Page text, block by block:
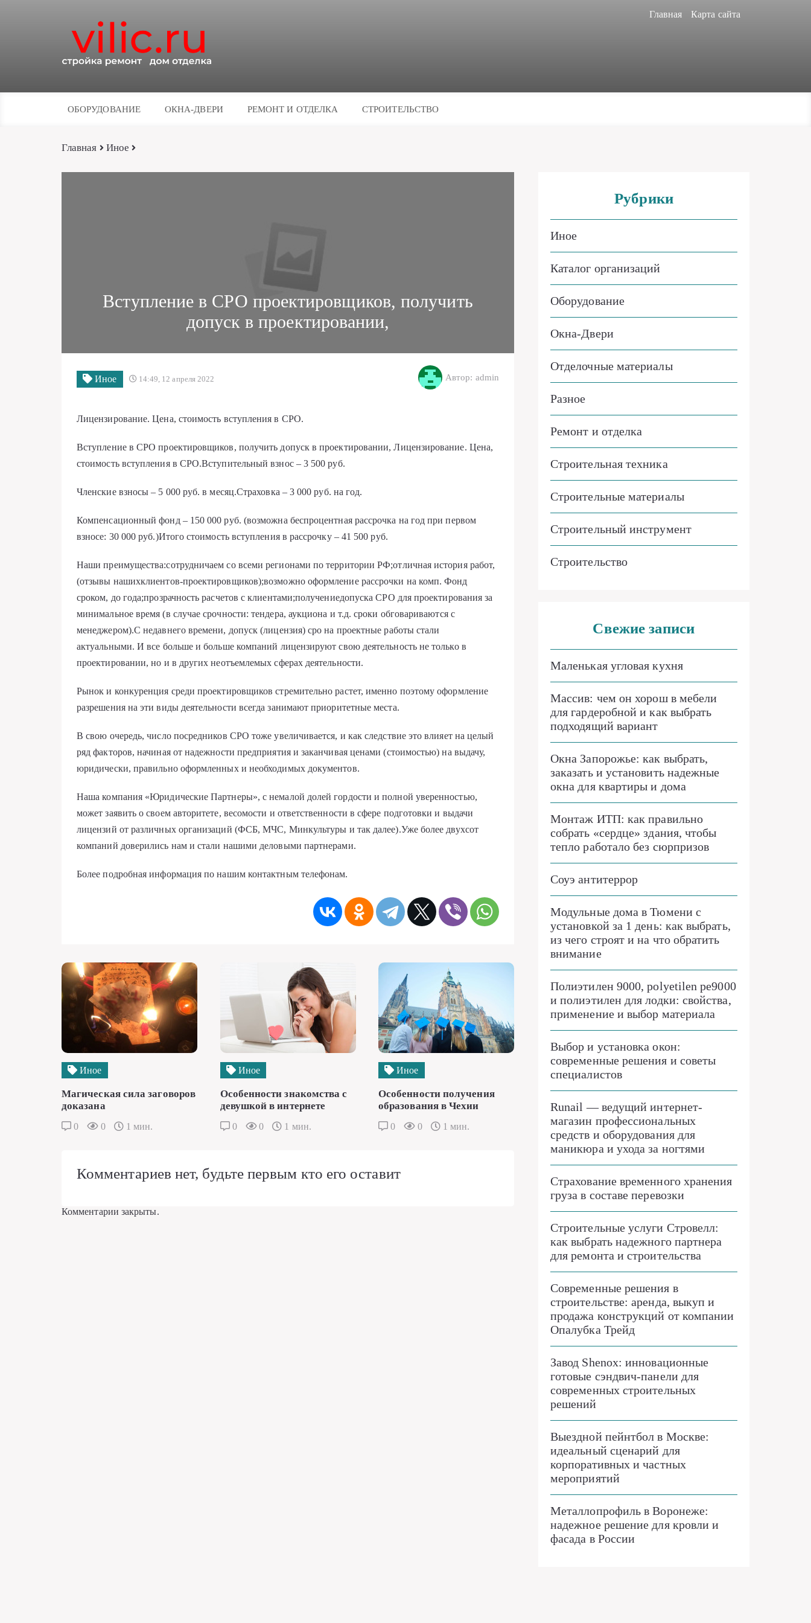
Главная Карта сайта
ОБОРУДОВАНИЕ ОКНА-ДВЕРИ РЕМОНТ И ОТДЕЛКА СТРОИТЕЛЬСТВО
Главная Иное
Вступление в СРО проектировщиков, получить
допуск в проектировании,
Иное 14:49, 12 апреля 2022 Автор: admin
Лицензирование. Цена, стоимость вступления в СРО.
Вступление в СРО проектировщиков, получить допуск в проектировании, Лицензирование. Цена,
стоимость вступления в СРО.Вступительный взнос – 3 500 руб.
Членские взносы – 5 000 руб. в месяц.Страховка – 3 000 руб. на год.
Компенсационный фонд – 150 000 руб. (возможна беспроцентная рассрочка на год при первом
взносе: 30 000 руб.)Итого стоимость вступления в рассрочку – 41 500 руб.
Наши преимущества:сотрудничаем со всеми регионами по территории РФ;отличная история работ,
(отзывы нашихклиентов-проектировщиков);возможно оформление рассрочки на комп. Фонд
сроком, до года;прозрачность расчетов с клиентами;получениедопуска СРО для проектирования за
минимальное время (в случае срочности: тендера, аукциона и т.д. сроки обговариваются с
менеджером).С недавнего времени, допуск (лицензия) сро на проектные работы стали
актуальными. И все больше и больше компаний лицензируют свою деятельность не только в
проектировании, но и в других неотъемлемых сферах деятельности.
Рынок и конкуренция среди проектировщиков стремительно растет, именно поэтому оформление
разрешения на эти виды деятельности всегда занимают приоритетные места.
В свою очередь, число посредников СРО тоже увеличивается, и как следствие это влияет на целый
ряд факторов, начиная от надежности предприятия и заканчивая ценами (стоимостью) на выдачу,
юридически, правильно оформленных и необходимых документов.
Наша компания «Юридические Партнеры», с немалой долей гордости и полной уверенностью,
может заявить о своем авторитете, весомости и ответственности в сфере подготовки и выдачи
лицензий от различных организаций (ФСБ, МЧС, Минкультуры и так далее).Уже более двухсот
компаний доверились нам и стали нашими деловыми партнерами.
Более подробная информация по нашим контактным телефонам.
Иное
Магическая сила заговоров
доказана
0 0 1 мин.
Иное
Особенности знакомства с
девушкой в интернете
0 0 1 мин.
Иное
Особенности получения
образования в Чехии
0 0 1 мин.
Комментариев нет, будьте первым кто его оставит
Комментарии закрыты.
Рубрики
Иное
Каталог организаций
Оборудование
Окна-Двери
Отделочные материалы
Разное
Ремонт и отделка
Строительная техника
Строительные материалы
Строительный инструмент
Строительство
Свежие записи
Маленькая угловая кухня
Массив: чем он хорош в мебели
для гардеробной и как выбрать
подходящий вариант
Окна Запорожье: как выбрать,
заказать и установить надежные
окна для квартиры и дома
Монтаж ИТП: как правильно
собрать «сердце» здания, чтобы
тепло работало без сюрпризов
Соуэ антитеррор
Модульные дома в Тюмени с
установкой за 1 день: как выбрать,
из чего строят и на что обратить
внимание
Полиэтилен 9000, polyetilen pe9000
и полиэтилен для лодки: свойства,
применение и выбор материала
Выбор и установка окон:
современные решения и советы
специалистов
Runail — ведущий интернет-
магазин профессиональных
средств и оборудования для
маникюра и ухода за ногтями
Страхование временного хранения
груза в составе перевозки
Строительные услуги Стровелл:
как выбрать надежного партнера
для ремонта и строительства
Современные решения в
строительстве: аренда, выкуп и
продажа конструкций от компании
Опалубка Трейд
Завод Shenox: инновационные
готовые сэндвич-панели для
современных строительных
решений
Выездной пейнтбол в Москве:
идеальный сценарий для
корпоративных и частных
мероприятий
Металлопрофиль в Воронеже:
надежное решение для кровли и
фасада в России